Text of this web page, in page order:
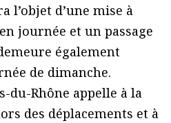
l’objet d’une mise à
journée et un passage
également
de dimanche.
du-Rhône appelle à la
des déplacements et à